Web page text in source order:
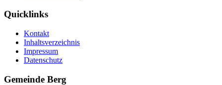
Quicklinks
Kontakt
Inhaltsverzeichnis
Impressum
Datenschutz
Gemeinde Berg